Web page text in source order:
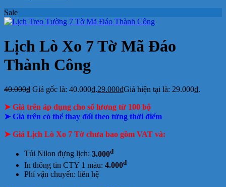
Sale
Lịch Lò Xo 7 Tờ Mã Đáo
Thành Công
40.000₫ Giá gốc là: 40.000₫.29.000₫Giá hiện tại là: 29.000₫.
➤ Giá trên áp dụng cho số lương từ 100 bộ
➤ Giá trên có thể thay đổi theo từng thời điểm
➤ Giá Lịch Lò Xo 7 Tờ chưa bao gồm VAT và:
Túi Nilon đựng lịch: 3.000đ
In thông tin CTY 1 màu: 4.000đ
Phí vận chuyển: liên hệ